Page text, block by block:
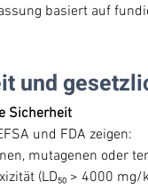
basiert auf
und
Sicherheit
und FDA zeigen:
mutagenen oder
(LD₅₀ > 4000 mg/